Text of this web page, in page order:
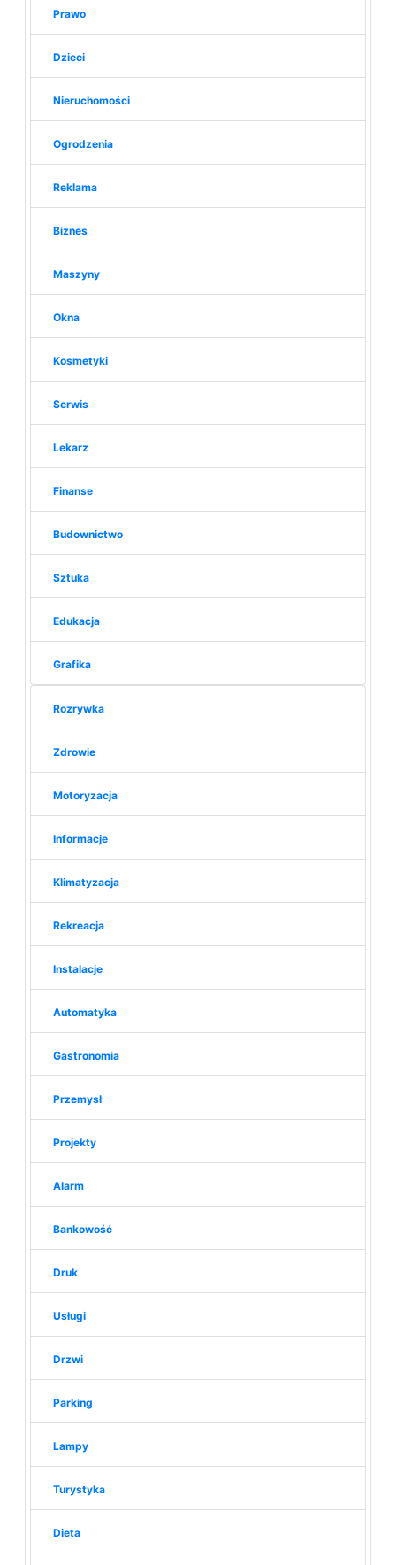
Prawo
Dzieci
Nieruchomości
Ogrodzenia
Reklama
Biznes
Maszyny
Okna
Kosmetyki
Serwis
Lekarz
Finanse
Budownictwo
Sztuka
Edukacja
Grafika
Rozrywka
Zdrowie
Motoryzacja
Informacje
Klimatyzacja
Rekreacja
Instalacje
Automatyka
Gastronomia
Przemysł
Projekty
Alarm
Bankowość
Druk
Usługi
Drzwi
Parking
Lampy
Turystyka
Dieta